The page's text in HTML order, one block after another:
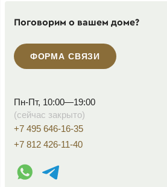
Поговорим о вашем доме?
ФОРМА СВЯЗИ
Пн-Пт, 10:00—19:00
(сейчас закрыто)
+7 495 646-16-35
+7 812 426-11-40
WhatsApp контакт
Telegram контакт